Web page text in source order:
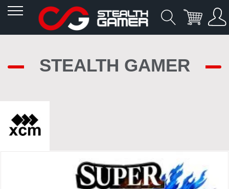
STEALTH GAMER